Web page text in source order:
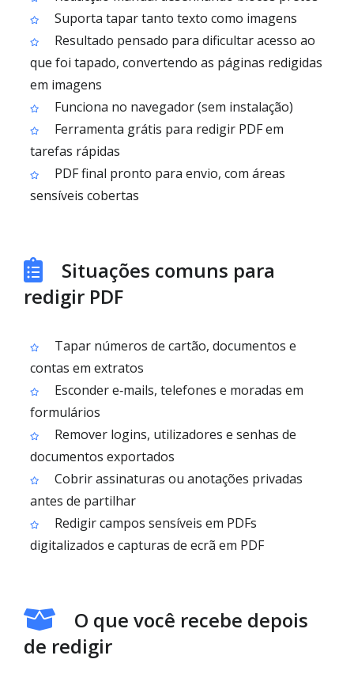
Suporta tapar tanto texto como imagens
Resultado pensado para dificultar acesso ao
que foi tapado, convertendo as páginas redigidas
em imagens
Funciona no navegador (sem instalação)
Ferramenta grátis para redigir PDF em
tarefas rápidas
PDF final pronto para envio, com áreas
sensíveis cobertas
Situações comuns para
redigir PDF
Tapar números de cartão, documentos e
contas em extratos
Esconder e‑mails, telefones e moradas em
formulários
Remover logins, utilizadores e senhas de
documentos exportados
Cobrir assinaturas ou anotações privadas
antes de partilhar
Redigir campos sensíveis em PDFs
digitalizados e capturas de ecrã em PDF
O que você recebe depois
de redigir